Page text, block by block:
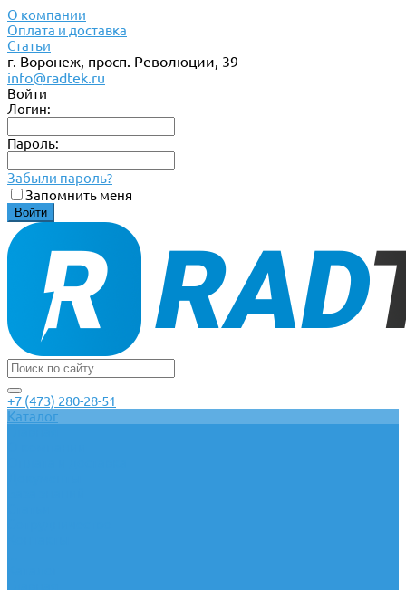
О компании
Оплата и доставка
Статьи
г. Воронеж, просп. Революции, 39
info@radtek.ru
Войти
Логин:
Пароль:
Забыли пароль?
Запомнить меня
+7 (473) 280-28-51
Каталог